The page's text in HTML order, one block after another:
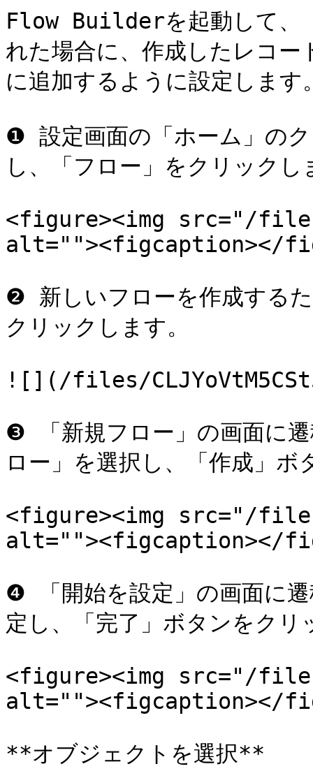
Flow Builderを起動して、
れた場合に、作成したレコー
に追加するように設定します
❶ 設定画面の「ホーム」の
し、「フロー」をクリックし
<figure><img src="/files/
alt=""><figcaption></
❷ 新しいフローを作成する
クリックします。
![](/files/
❸ 「新規フロー」の画面に
ロー」を選択し、「作成」
<figure><img src="/
alt=""><figcaption></
❹ 「開始を設定」の画面に
定し、「完了」ボタンをクリ
<figure><img src="/
alt=""><figcaption></
**オブジェクトを選択**